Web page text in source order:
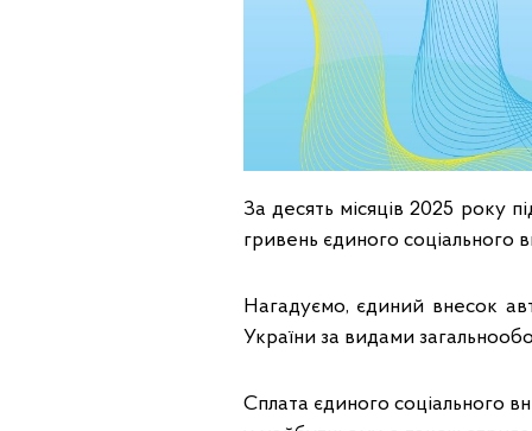
За десять місяців 2025 року
гривень єдиного соціального
Нагадуємо, єдиний внесок
України за видами
Сплата єдиного соціального